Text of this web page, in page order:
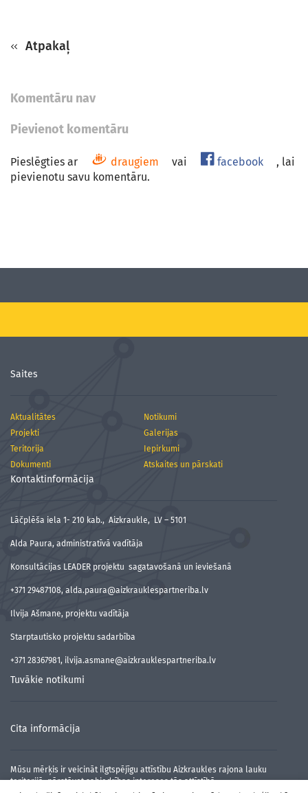
Atpakaļ
Komentāru nav
Pievienot komentāru
Pieslēgties ar draugiem vai facebook
, lai
pievienotu savu komentāru.
Saites
Aktualitātes
Notikumi
Projekti
Galerijas
Teritorija
Iepirkumi
Dokumenti
Atskaites un pārskati
Kontaktinformācija
Lāčplēša iela 1- 210 kab., Aizkraukle, LV – 5101
Alda Paura, administratīvā vadītāja
Konsultācijas LEADER projektu sagatavošanā un ieviešanā
+371 29487108, alda.paura@aizkrauklespartneriba.lv
Ilvija Ašmane, projektu vadītāja
Starptautisko projektu sadarbība
+371 28367981, ilvija.asmane@aizkrauklespartneriba.lv
Tuvākie notikumi
Cita informācija
Mūsu mērķis ir veicināt ilgtspējīgu attīstību Aizkraukles rajona lauku
teritorijā, pārstāvot sabiedrības intereses tās attīstībā.